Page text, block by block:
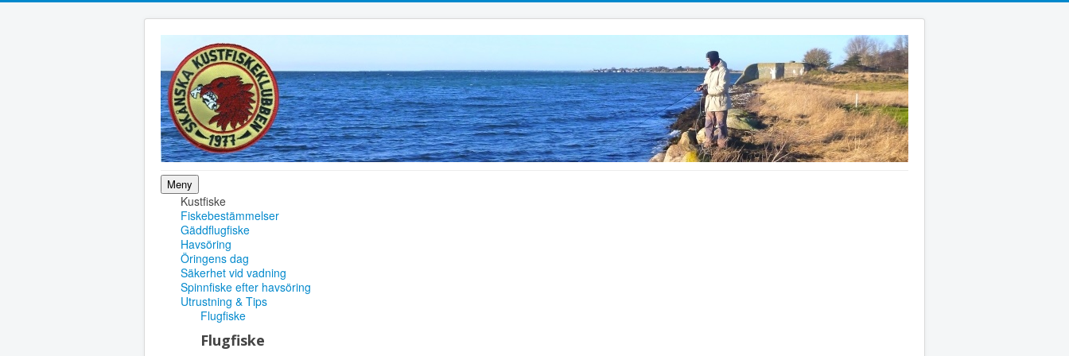
Meny
Kustfiske
Fiskebestämmelser
Gäddflugfiske
Havsöring
Öringens dag
Säkerhet vid vadning
Spinnfiske efter havsöring
Utrustning & Tips
Flugfiske
Flugfiske